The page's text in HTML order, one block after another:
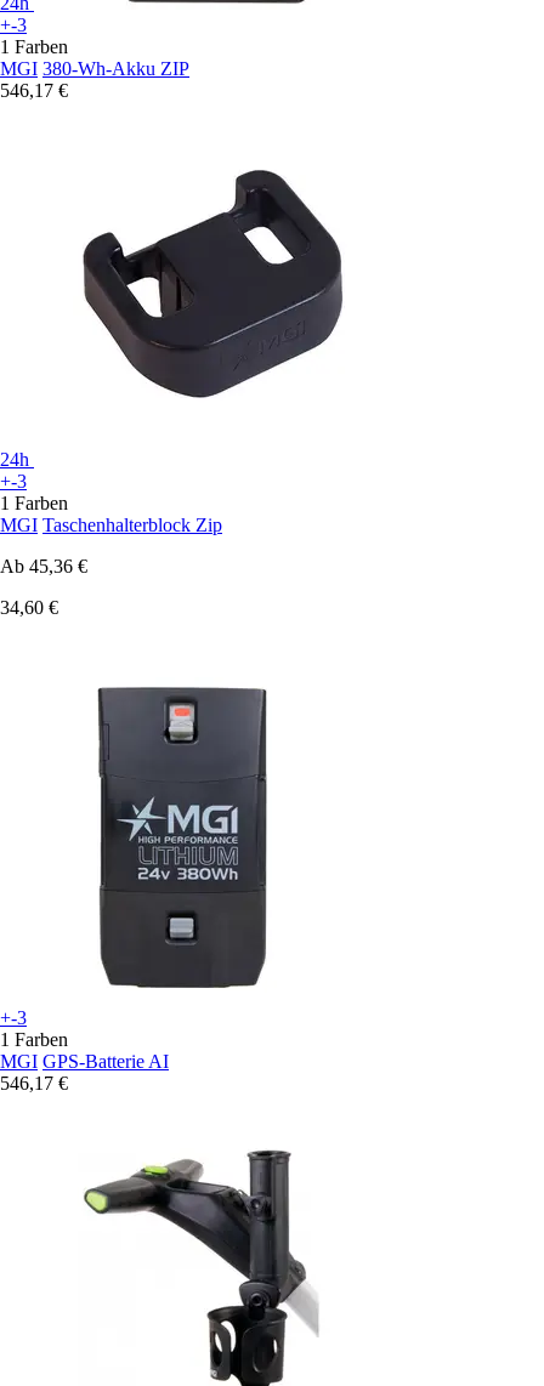
+-3
1 Farben
MGI 380-Wh-Akku ZIP
546,17 €
24h
+-3
1 Farben
MGI Taschenhalterblock Zip
Ab 45,36 €
34,60 €
+-3
1 Farben
MGI GPS-Batterie AI
546,17 €